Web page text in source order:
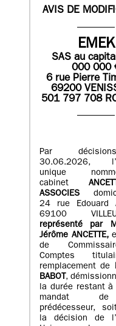
AVIS DE
EMEK
SASau
000 000
6 rue Pierre
69200
501 797 708
Par
30.06.2026,
unique
cabinet
ASSOCIES
24 rue Edouard
69100
représenté par
Jérôme ANCETTE,
de
Comptes
remplacement de
BABOT,
la durée restant à
mandat
prédécesseur,
la décision de